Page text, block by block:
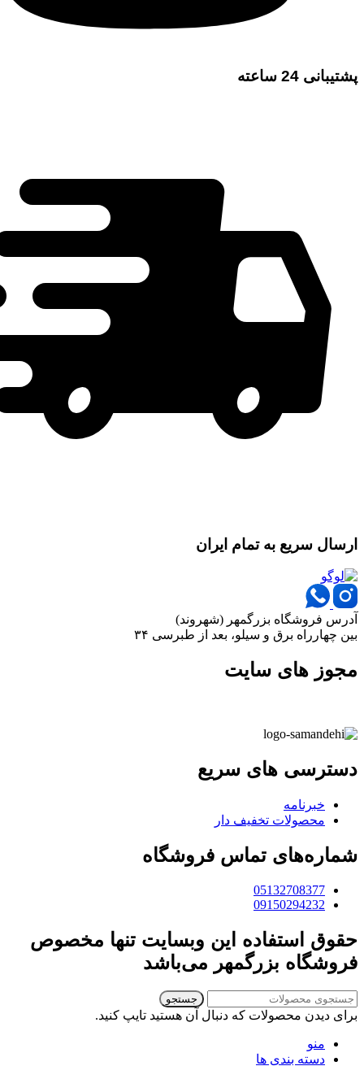
پشتیبانی 24 ساعته
ارسال سریع به تمام ایران
آدرس فروشگاه بزرگمهر (شهروند)
بین چهارراه برق و سیلو، بعد از طبرسی ۳۴
مجوز های سایت
دسترسی های سریع
خبرنامه
محصولات تخفیف دار
شماره‌های تماس فروشگاه
05132708377
09150294232
حقوق استفاده این وبسایت تنها مخصوص
فروشگاه بزرگمهر می‌باشد
جستجو
برای دیدن محصولات که دنبال آن هستید تایپ کنید.
منو
دسته بندی ها